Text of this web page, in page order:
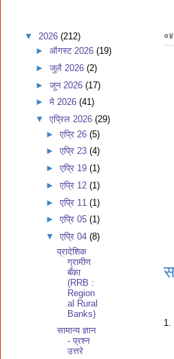
1.
▼ 2026 (212)
► ऑगस्ट 2026 (19)
► जुलै 2026 (2)
► जून 2026 (17)
► मे 2026 (41)
▼ एप्रिल 2026 (29)
►एप्रि 26(5)
►एप्रि 23(4)
►एप्रि 19(1)
►एप्रि 12(1)
►एप्रि 11(1)
►एप्रि 05(1)
▼एप्रि 04(8)
प्रादेशिक
ग्रामीण
बँका
(RRB :
Region
al Rural
Banks)
सामान्य ज्ञान
- प्रश्न
उत्तरे